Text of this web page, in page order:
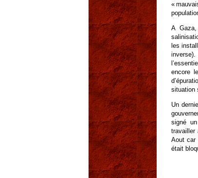
«
A
les
encore
situation
Un
signé
travailler
Aout car
était